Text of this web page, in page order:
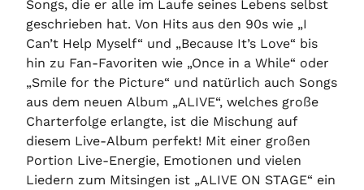
Songs, die er alle im Laufe seines Lebens selbst
geschrieben hat. Von Hits aus den 90s wie „I
Can’t Help Myself“ und „Because It’s Love“ bis
hin zu Fan-Favoriten wie „Once in a While“ oder
„Smile for the Picture“ und natürlich auch Songs
aus dem neuen Album „ALIVE“, welches große
Charterfolge erlangte, ist die Mischung auf
diesem Live-Album perfekt! Mit einer großen
Portion Live-Energie, Emotionen und vielen
Liedern zum Mitsingen ist „ALIVE ON STAGE“ ein